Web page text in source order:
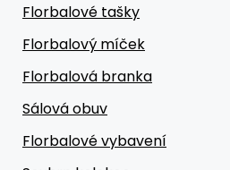
Florbalové tašky
Florbalový míček
Florbalová branka
Sálová obuv
Florbalové vybavení